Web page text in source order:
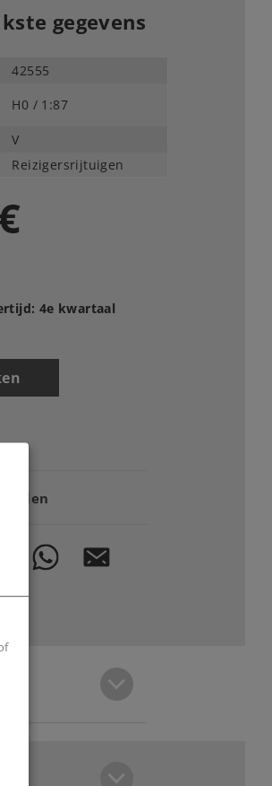
gegevens
42555
H0 / 1:87
V
Reizigersrijtuigen
4e kwartaal